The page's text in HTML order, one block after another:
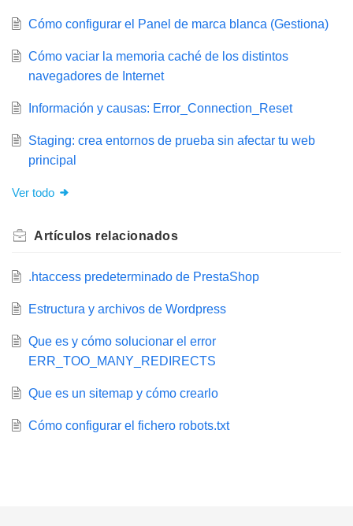
Cómo configurar el Panel de marca blanca (Gestiona)
Cómo vaciar la memoria caché de los distintos
navegadores de Internet
Información y causas: Error_Connection_Reset
Staging: crea entornos de prueba sin afectar tu web
principal
Ver todo
Artículos relacionados
.htaccess predeterminado de PrestaShop
Estructura y archivos de Wordpress
Que es y cómo solucionar el error
ERR_TOO_MANY_REDIRECTS
Que es un sitemap y cómo crearlo
Cómo configurar el fichero robots.txt